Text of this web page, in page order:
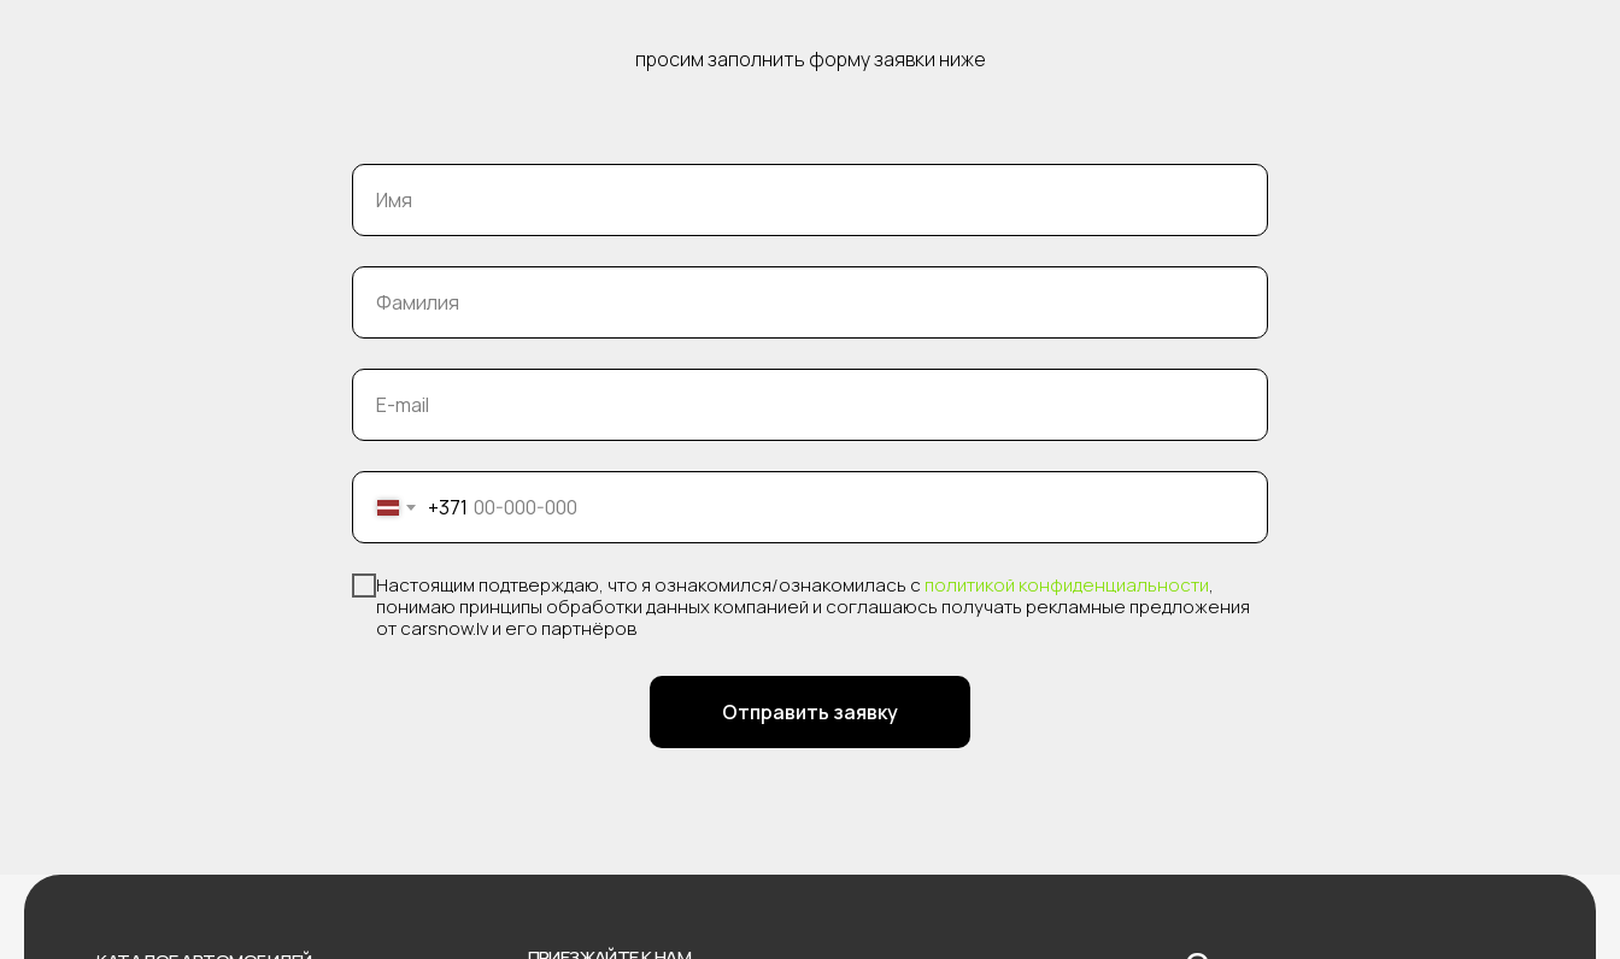
просим заполнить форму заявки ниже
Имя
Фамилия
E-mail
+371
Настоящим подтверждаю, что я ознакомился/ознакомилась с политикой конфиденциальности,
понимаю принципы обработки данных компанией и соглашаюсь получать рекламные предложения
от carsnow.lv и его партнёров
Отправить заявку